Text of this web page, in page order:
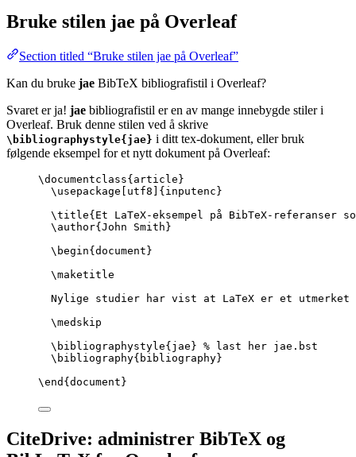
Bruke stilen jae på Overleaf
Section titled “Bruke stilen jae på Overleaf”
Kan du bruke jae BibTeX bibliografistil i Overleaf?
Svaret er ja! jae bibliografistil er en av mange innebygde stiler i
Overleaf. Bruk denne stilen ved å skrive
\bibliographystyle{jae} i ditt tex-dokument, eller bruk
følgende eksempel for et nytt dokument på Overleaf:
\documentclass{ article }
\usepackage
utf8 ]{ inputenc }
\title{Et LaTeX-eksempel på BibTeX-
\author{John Smith}
\begin{ document }
\maketitle
Nylige studier har vist at LaTeX er et utmerket
\medskip
\bibliographystyle{jae} % last her jae.bst
\bibliography{bibliography}
\end { document }
CiteDrive: administrer BibTeX og